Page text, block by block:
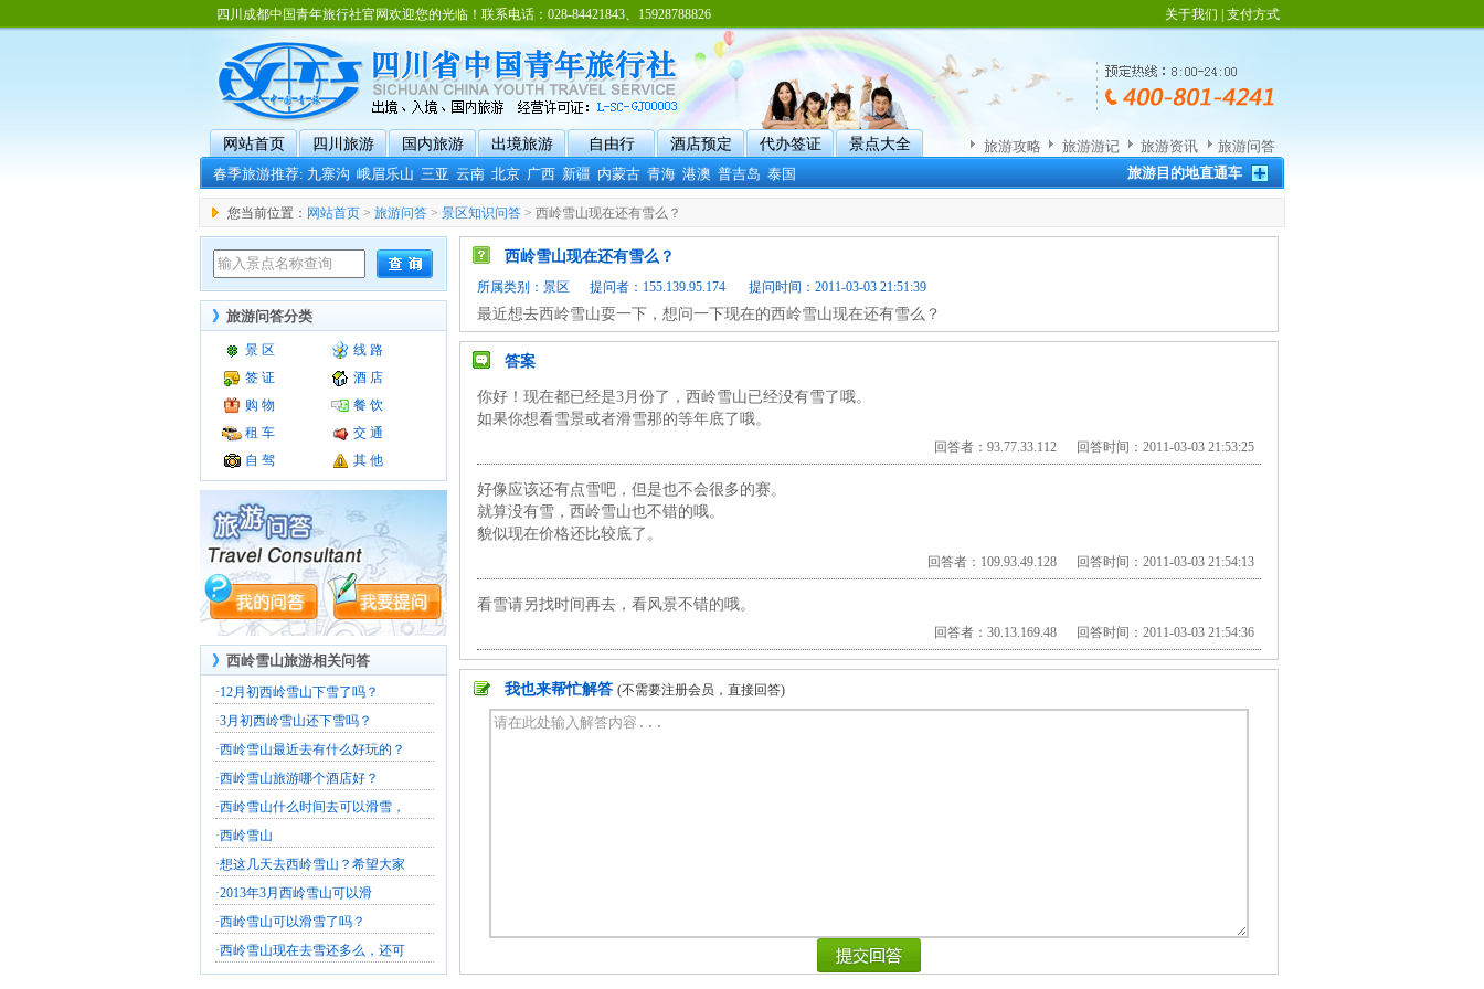
四川成都中国青年旅行社官网欢迎您的光临！联系电话：028-84421843、15928788826 关于我们 支付方式
网站首页 四川旅游 国内旅游 出境旅游 自由行 酒店预定 代办签证
景点大全
春季旅游推荐:九寨沟 峨眉乐山 三亚 云南 北京 广西 新疆 内蒙古 青海 港澳 普吉岛 泰国
旅游攻略 旅游游记 旅游资讯
旅游问答
旅游目的地直通车
您当前位置： 网站首页 > 旅游问答 > 景区知识问答 > 西岭雪山现在还有雪么？
》 旅游问答分类
景 区
线 路
签 证
酒 店
购 物
餐 饮
租 车
交 通
自 驾
其 他
》 西岭雪山旅游相关问答
·12月初西岭雪山下雪了吗？
·3月初西岭雪山还下雪吗？
·西岭雪山最近去有什么好玩的？
·西岭雪山旅游哪个酒店好？
·西岭雪山什么时间去可以滑雪，
·西岭雪山
·想这几天去西岭雪山？希望大家
·2013年3月西岭雪山可以滑
·西岭雪山可以滑雪了吗？
·西岭雪山现在去雪还多么，还可
西岭雪山现在还有雪么？
所属类别： 景区 提问者：155.139.95.174 提问时间：2011-03-03 21:51:39
最近想去西岭雪山耍一下，想问一下现在的西岭雪山现在还有雪么？
答案
你好！现在都已经是3月份了，西岭雪山已经没有雪了哦。
如果你想看雪景或者滑雪那的等年底了哦。
回答者：93.77.33.112 回答时间：2011-03-03 21:53:25
好像应该还有点雪吧，但是也不会很多的赛。
就算没有雪，西岭雪山也不错的哦。
貌似现在价格还比较底了。
回答者：109.93.49.128 回答时间：2011-03-03 21:54:13
看雪请另找时间再去，看风景不错的哦。
回答者：30.13.169.48 回答时间：2011-03-03 21:54:36
我也来帮忙解答 (不需要注册会员，直接回答)